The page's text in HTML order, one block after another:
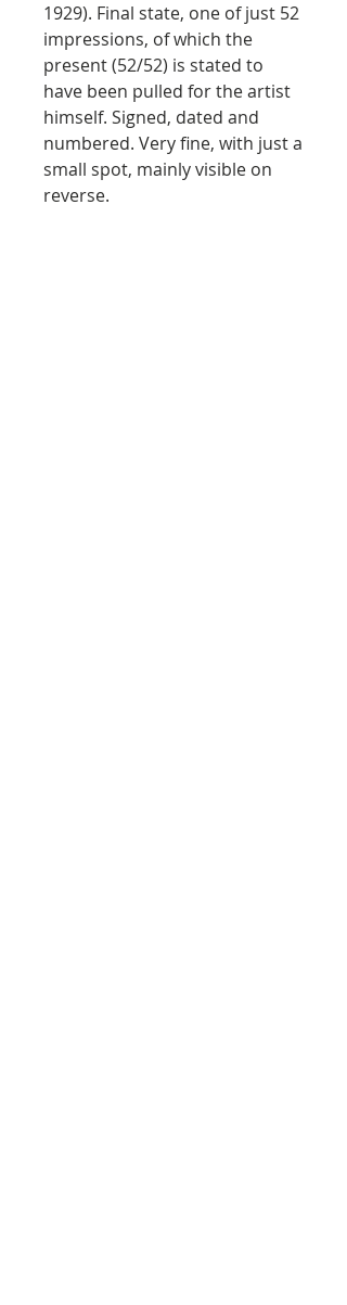
1929). Final state, one of just 52
impressions, of which the
present (52/52) is stated to
have been pulled for the artist
himself. Signed, dated and
numbered. Very fine, with just a
small spot, mainly visible on
reverse.